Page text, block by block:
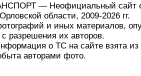
— Неофициальный сайт
области, 2009-2026 гг.
и иных материалов,
с разрешения их авторов.
о ТС на сайте взята из
авторами фото.